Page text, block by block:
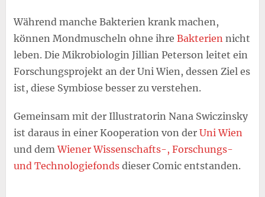
Während manche Bakterien krank machen,
können Mondmuscheln ohne ihre Bakteriennicht
leben. Die Mikrobiologin Jillian Peterson leitet ein
Forschungsprojekt an der Uni Wien, dessen Ziel es
ist, diese Symbiose besser zu verstehen.
Gemeinsam mit der Illustratorin Nana Swiczinsky
ist daraus in einer Kooperation von der Uni Wien
und demWiener Wissenschafts-, Forschungs-
und Technologiefondsdieser Comic entstanden.